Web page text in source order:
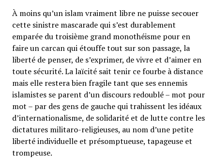
À moins qu’un islam vraiment libre ne puisse secouer
cette sinistre mascarade qui s’est durablement
emparée du troisième grand monothéisme pour en
faire un carcan qui étouffe tout sur son passage, la
liberté de penser, de s’exprimer, de vivre et d’aimer en
toute sécurité. La laïcité sait tenir ce fourbe à distance
mais elle restera bien fragile tant que ses ennemis
islamistes se parent d’un discours redoublé – mot pour
mot – par des gens de gauche qui trahissent les idéaux
d’internationalisme, de solidarité et de lutte contre les
dictatures militaro-religieuses, au nom d’une petite
liberté individuelle et présomptueuse, tapageuse et
trompeuse.